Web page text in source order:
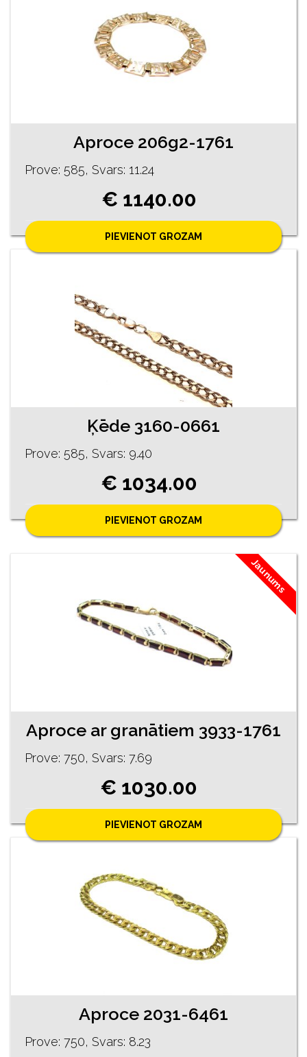
Aproce 206g2-1761
Prove: 585, Svars: 11.24
€ 1140.00
PIEVIENOT GROZAM
Ķēde 3160-0661
Prove: 585, Svars: 9.40
€ 1034.00
PIEVIENOT GROZAM
Jaunums
Aproce ar granātiem 3933-1761
Prove: 750, Svars: 7.69
€ 1030.00
PIEVIENOT GROZAM
Aproce 2031-6461
Prove: 750, Svars: 8.23